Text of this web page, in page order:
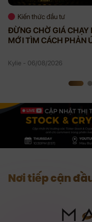
Kiến thức đầu tư
ĐỪNG CHỜ GIÁ CHẠY
MỚI TÌM CÁCH PHẢN
Kylie - 06/08/2026
Nơi tiếp cận